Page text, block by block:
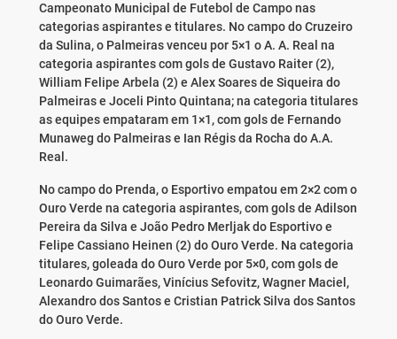
Campeonato Municipal de Futebol de Campo nas
categorias aspirantes e titulares. No campo do Cruzeiro
da Sulina, o Palmeiras venceu por 5×1 o A. A. Real na
categoria aspirantes com gols de Gustavo Raiter (2),
William Felipe Arbela (2) e Alex Soares de Siqueira do
Palmeiras e Joceli Pinto Quintana; na categoria titulares
as equipes empataram em 1×1, com gols de Fernando
Munaweg do Palmeiras e Ian Régis da Rocha do A.A.
Real.
No campo do Prenda, o Esportivo empatou em 2×2 com o
Ouro Verde na categoria aspirantes, com gols de Adilson
Pereira da Silva e João Pedro Merljak do Esportivo e
Felipe Cassiano Heinen (2) do Ouro Verde. Na categoria
titulares, goleada do Ouro Verde por 5×0, com gols de
Leonardo Guimarães, Vinícius Sefovitz, Wagner Maciel,
Alexandro dos Santos e Cristian Patrick Silva dos Santos
do Ouro Verde.